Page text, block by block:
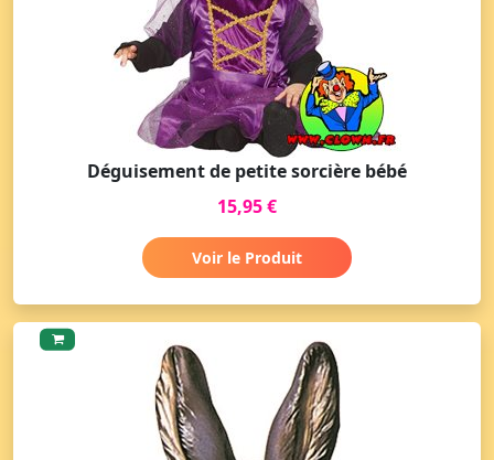
Déguisement de petite sorcière bébé
15,95 €
Voir le Produit